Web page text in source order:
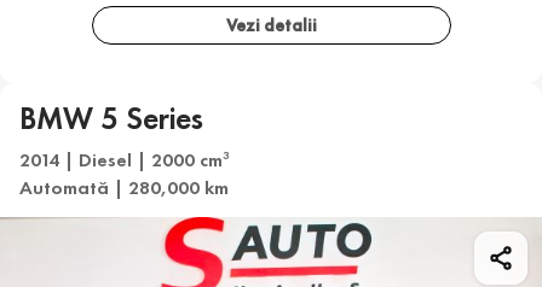
Vezi detalii
BMW 5 Series
2014 | Diesel | 2000 cm3
Automată | 280,000 km